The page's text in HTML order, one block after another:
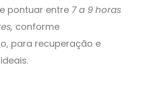
pontuar entre 7 a 9 horas
conforme
para recuperação e